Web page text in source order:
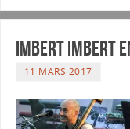
Imbert Imbert
11 MARS 2017